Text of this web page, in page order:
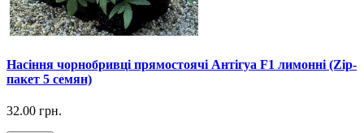
Насіння чорнобривці прямостоячі Антігуа F1 лимонні (Zip-
пакет 5 семян)
32.00 грн.